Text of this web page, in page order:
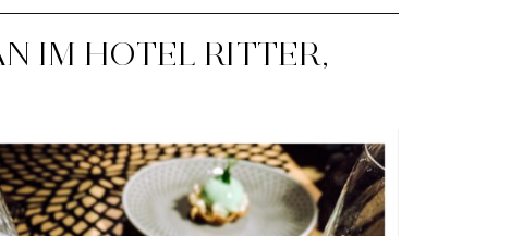
IM HOTEL RITTER,